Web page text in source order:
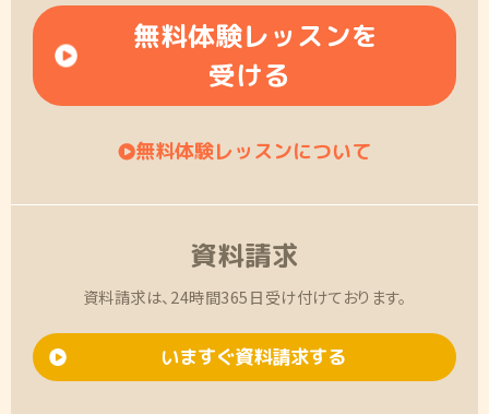
無料体験レッスンを
受ける
無料体験レッスンについて
資料請求
資料請求は、24時間365日受け付けております。
いますぐ資料請求する